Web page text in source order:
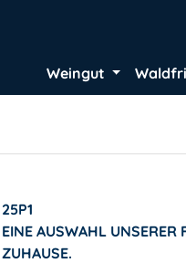
Weingut
25P1
EINE AUSWAHL UNSERER
ZUHAUSE.